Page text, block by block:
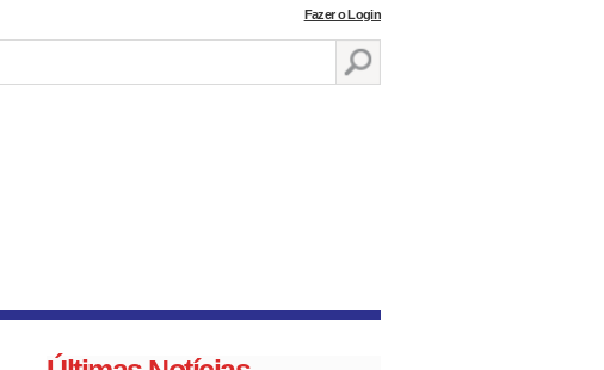
Fazer o Login